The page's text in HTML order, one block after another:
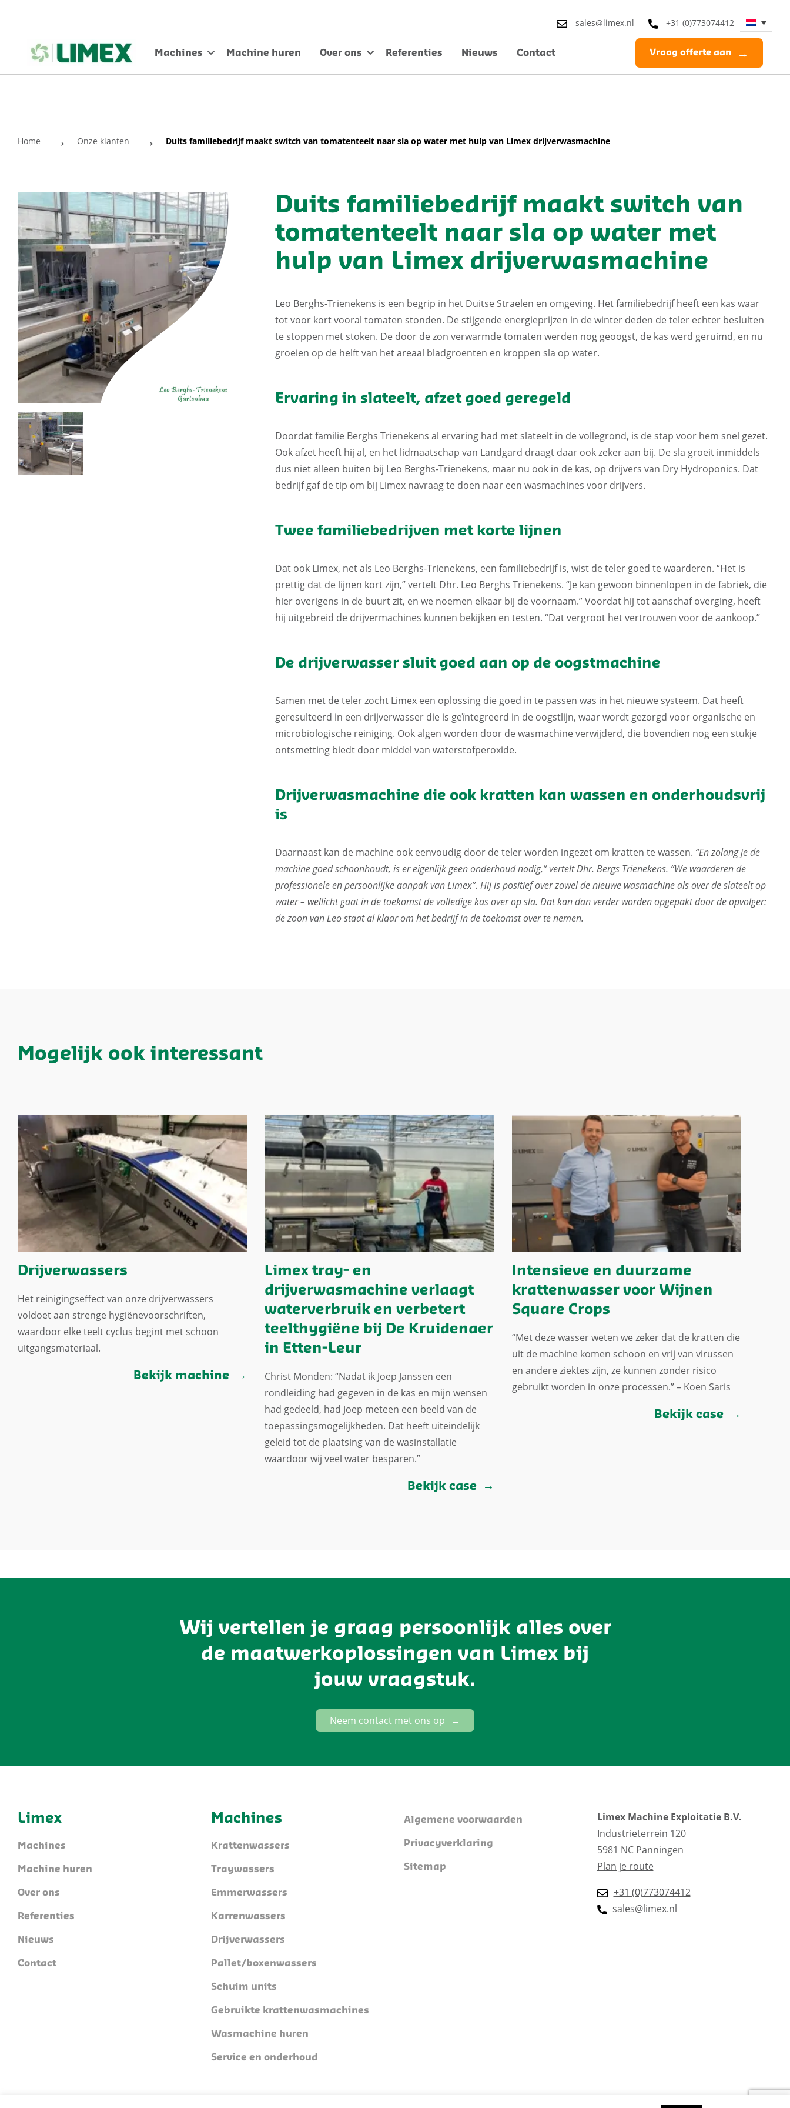
sales@limex.nl +31 (0)773074412
Machines Machine huren Over ons Referenties Nieuws Contact Vraag offerte aan
Home → Onze klanten → Duits familiebedrijf maakt switch van tomatenteelt naar sla op water met hulp van Limex drijverwasmachine
Duits familiebedrijf maakt switch van
tomatenteelt naar sla op water met
hulp van Limex drijverwasmachine
Leo Berghs-Trienekens is een begrip in het Duitse Straelen en omgeving. Het familiebedrijf heeft een kas waar
tot voor kort vooral tomaten stonden. De stijgende energieprijzen in de winter deden de teler echter besluiten
te stoppen met stoken. De door de zon verwarmde tomaten werden nog geoogst, de kas werd geruimd, en nu
groeien op de helft van het areaal bladgroenten en kroppen sla op water.
Ervaring in slateelt, afzet goed geregeld
Doordat familie Berghs Trienekens al ervaring had met slateelt in de vollegrond, is de stap voor hem snel gezet.
Ook afzet heeft hij al, en het lidmaatschap van Landgard draagt daar ook zeker aan bij. De sla groeit inmiddels
dus niet alleen buiten bij Leo Berghs-Trienekens, maar nu ook in de kas, op drijvers van Dry Hydroponics. Dat
bedrijf gaf de tip om bij Limex navraag te doen naar een wasmachines voor drijvers.
Twee familiebedrijven met korte lijnen
Dat ook Limex, net als Leo Berghs-Trienekens, een familiebedrijf is, wist de teler goed te waarderen. “Het is
prettig dat de lijnen kort zijn,” vertelt Dhr. Leo Berghs Trienekens. “Je kan gewoon binnenlopen in de fabriek, die
hier overigens in de buurt zit, en we noemen elkaar bij de voornaam.” Voordat hij tot aanschaf overging, heeft
hij uitgebreid de drijvermachines kunnen bekijken en testen. “Dat vergroot het vertrouwen voor de aankoop.”
De drijverwasser sluit goed aan op de oogstmachine
Samen met de teler zocht Limex een oplossing die goed in te passen was in het nieuwe systeem. Dat heeft
geresulteerd in een drijverwasser die is geïntegreerd in de oogstlijn, waar wordt gezorgd voor organische en
microbiologische reiniging. Ook algen worden door de wasmachine verwijderd, die bovendien nog een stukje
ontsmetting biedt door middel van waterstofperoxide.
Drijverwasmachine die ook kratten kan wassen en onderhoudsvrij
is
Daarnaast kan de machine ook eenvoudig door de teler worden ingezet om kratten te wassen. “En zolang je de
machine goed schoonhoudt, is er eigenlijk geen onderhoud nodig,” vertelt Dhr. Bergs Trienekens. “We waarderen de
professionele en persoonlijke aanpak van Limex”. Hij is positief over zowel de nieuwe wasmachine als over de slateelt op
water – wellicht gaat in de toekomst de volledige kas over op sla. Dat kan dan verder worden opgepakt door de opvolger:
de zoon van Leo staat al klaar om het bedrijf in de toekomst over te nemen.
Mogelijk ook interessant
Drijverwassers
Het reinigingseffect van onze drijverwassers
voldoet aan strenge hygiënevoorschriften,
waardoor elke teelt cyclus begint met schoon
uitgangsmateriaal.
Bekijk machine
Limex tray- en
drijverwasmachine verlaagt
waterverbruik en verbetert
teelthygiëne bij De Kruidenaer
in Etten-Leur
Christ Monden: “Nadat ik Joep Janssen een
rondleiding had gegeven in de kas en mijn wensen
had gedeeld, had Joep meteen een beeld van de
toepassingsmogelijkheden. Dat heeft uiteindelijk
geleid tot de plaatsing van de wasinstallatie
waardoor wij veel water besparen.”
Bekijk case
Intensieve en duurzame
krattenwasser voor Wijnen
Square Crops
“Met deze wasser weten we zeker dat de kratten die
uit de machine komen schoon en vrij van virussen
en andere ziektes zijn, ze kunnen zonder risico
gebruikt worden in onze processen.” – Koen Saris
Bekijk case
Wij vertellen je graag persoonlijk alles over
de maatwerkoplossingen van Limex bij
jouw vraagstuk.
Neem contact met ons op
Limex
Machines
Machine huren
Over ons
Referenties
Nieuws
Contact
Machines
Krattenwassers
Traywassers
Emmerwassers
Karrenwassers
Drijverwassers
Pallet/boxenwassers
Schuim units
Gebruikte krattenwasmachines
Wasmachine huren
Service en onderhoud
Algemene voorwaarden
Privacyverklaring
Sitemap
Limex Machine Exploitatie B.V.
Industrieterrein 120
5981 NC Panningen
Plan je route
+31 (0)773074412
sales@limex.nl